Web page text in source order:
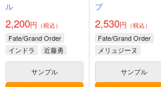
ル
2,200円 （税込）
Fate/Grand Order
インドラ
近藤勇
サンプル
プ
2,530円 （税込）
Fate/Grand Order
メリュジーヌ
サンプル